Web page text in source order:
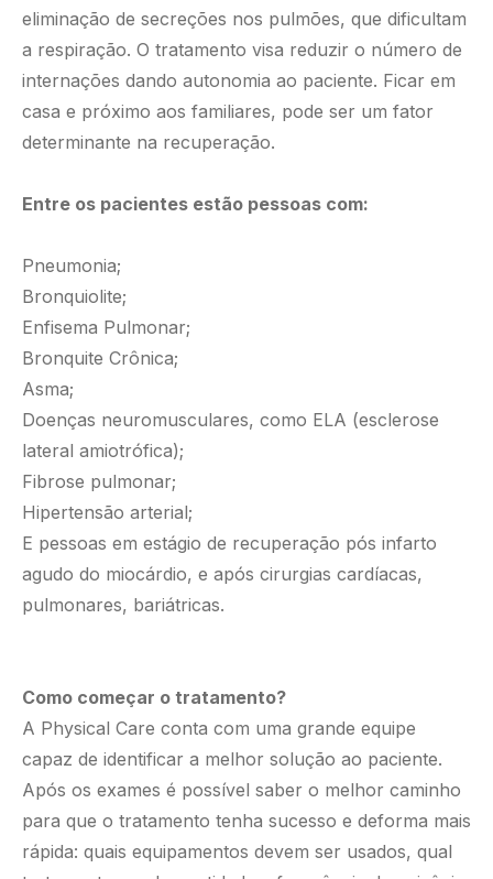
eliminação de secreções nos pulmões, que dificultam
a respiração. O tratamento visa reduzir o número de
internações dando autonomia ao paciente. Ficar em
casa e próximo aos familiares, pode ser um fator
determinante na recuperação.
Entre os pacientes estão pessoas com:
Pneumonia;
Bronquiolite;
Enfisema Pulmonar;
Bronquite Crônica;
Asma;
Doenças neuromusculares, como ELA (esclerose
lateral amiotrófica);
Fibrose pulmonar;
Hipertensão arterial;
E pessoas em estágio de recuperação pós infarto
agudo do miocárdio, e após cirurgias cardíacas,
pulmonares, bariátricas.
Como começar o tratamento?
A Physical Care conta com uma grande equipe
capaz de identificar a melhor solução ao paciente.
Após os exames é possível saber o melhor caminho
para que o tratamento tenha sucesso e deforma mais
rápida: quais equipamentos devem ser usados, qual